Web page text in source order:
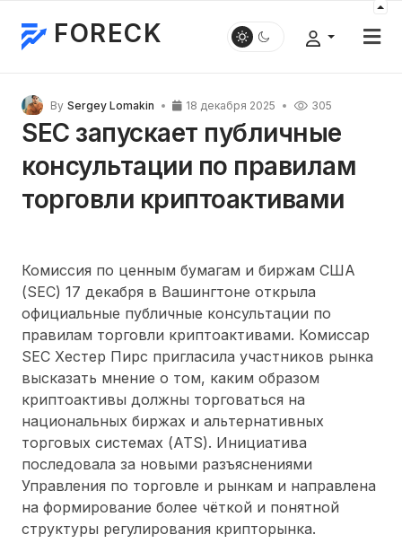
FORECK
By Sergey Lomakin 18 декабря 2025 305
SEC запускает публичные
консультации по правилам
торговли криптоактивами
Комиссия по ценным бумагам и биржам США
(SEC) 17 декабря в Вашингтоне открыла
официальные публичные консультации по
правилам торговли криптоактивами. Комиссар
SEC Хестер Пирс пригласила участников рынка
высказать мнение о том, каким образом
криптоактивы должны торговаться на
национальных биржах и альтернативных
торговых системах (ATS). Инициатива
последовала за новыми разъяснениями
Управления по торговле и рынкам и направлена
на формирование более чёткой и понятной
структуры регулирования крипторынка.